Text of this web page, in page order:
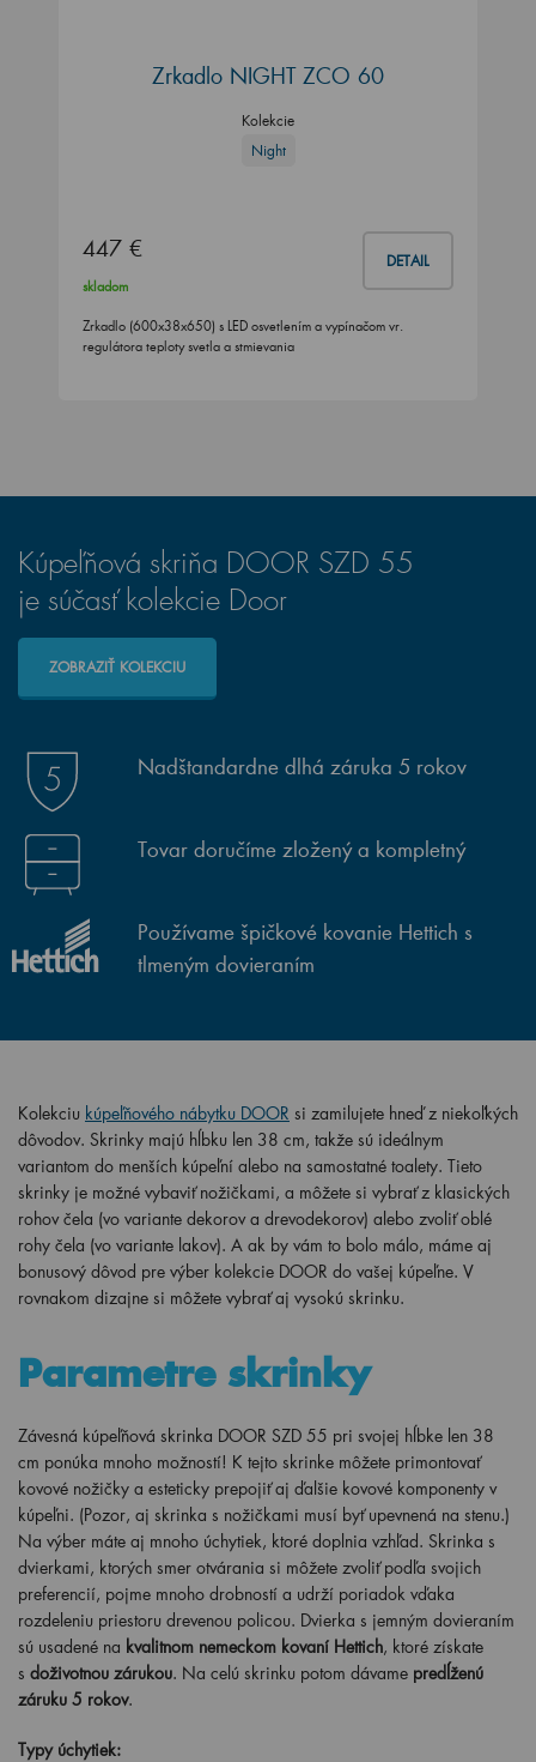
Zrkadlo NIGHT ZCO 60
Kolekcie
Night
447 € DETAIL
skladom
Zrkadlo (600x38x650) s LED osvetlením a vypínačom vr.
regulátora teploty svetla a stmievania
Kúpeľňová skriňa DOOR SZD 55
je súčasť kolekcie Door
ZOBRAZIŤ KOLEKCIU
Nadštandardne dlhá záruka 5 rokov
Tovar doručíme zložený a kompletný
Používame špičkové kovanie Hettich s
tlmeným dovieraním
Kolekciu kúpeľňového nábytku DOOR si zamilujete hneď z niekoľkých
dôvodov. Skrinky majú hĺbku len 38 cm, takže sú ideálnym
variantom do menších kúpeľní alebo na samostatné toalety. Tieto
skrinky je možné vybaviť nožičkami, a môžete si vybrať z klasických
rohov čela (vo variante dekorov a drevodekorov) alebo zvoliť oblé
rohy čela (vo variante lakov). A ak by vám to bolo málo, máme aj
bonusový dôvod pre výber kolekcie DOOR do vašej kúpeľne. V
rovnakom dizajne si môžete vybrať aj vysokú skrinku.
Parametre skrinky
Závesná kúpeľňová skrinka DOOR SZD 55 pri svojej hĺbke len 38
cm ponúka mnoho možností! K tejto skrinke môžete primontovať
kovové nožičky a esteticky prepojiť aj ďalšie kovové komponenty v
kúpeľni. (Pozor, aj skrinka s nožičkami musí byť upevnená na stenu.)
Na výber máte aj mnoho úchytiek, ktoré doplnia vzhľad. Skrinka s
dvierkami, ktorých smer otvárania si môžete zvoliť podľa svojich
preferencií, pojme mnoho drobností a udrží poriadok vďaka
rozdeleniu priestoru drevenou policou. Dvierka s jemným dovieraním
sú usadené na kvalitnom nemeckom kovaní Hettich, ktoré získate
s doživotnou zárukou. Na celú skrinku potom dávame predĺženú
záruku 5 rokov.
Typy úchytiek: